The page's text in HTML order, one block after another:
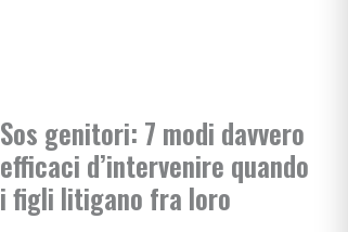
Sos genitori: 7 modi davvero
efficaci d’intervenire quando
i figli litigano fra loro